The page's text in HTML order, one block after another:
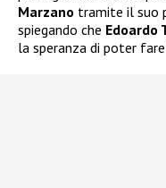
Marzano tramite il suo
spiegando che Edoardo
la speranza di poter